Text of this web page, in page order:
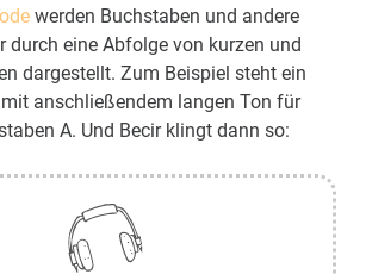
werden Buchstaben und andere
durch eine Abfolge von kurzen und
dargestellt. Zum Beispiel steht ein
anschließendem langen Ton für
A. Und Becir klingt dann so: